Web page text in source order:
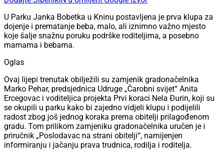
U Parku Janka Bobetka u Kninu postavljena je prva klupa za
dojenje i prematanje beba, malo, ali iznimno važno mjesto
koje šalje snažnu poruku podrške roditeljima, a posebno
mamama i bebama.
Oglas
Ovaj lijepi trenutak obilježili su zamjenik gradonačelnika
Marko Pehar, predsjednica Udruge „Čarobni svijet“ Anita
Ercegovac i voditeljica projekta Prvi koraci Nela Đurin, koji su
se okupili u parku kako bi zajedno vidjeli klupu i podijelili
radost zbog još jednog koraka prema obitelji prilagođenom
gradu. Tom prilikom zamjeniku gradonačelnika uručen je i
priručnik „Poslodavac na strani obitelji“, namijenjen
informiranju i jačanju prava trudnica, rodilja i roditelja.